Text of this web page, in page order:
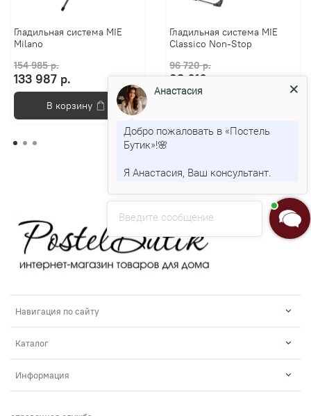
Гладильная система MIE
Milano
154 985 р.
133 987 р.
В корзину
Гладильная система MIE
Classico Non-Stop
96 720 р.
83 616 р.
Навигация по сайту
Каталог
Информация
Введите сообщение
Анастасия
Добро пожаловать в «Постель
Бутик»!🌸
Я Анастасия, Ваш консультант.